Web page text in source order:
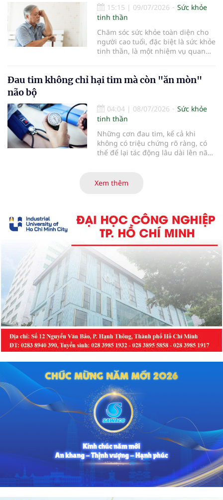
15:15 | 09/07/2026
Sức khỏe
tinh thần
Chăm sóc sức khỏe toàn diện cho
người cao tuổi, đặc biệt là sức khỏe
tinh thần, là một nhiệm vụ quan
một tinh thần tích cực sẽ giúp
tính và gắn kết hơn với gia đình,
cộng đồng.
Đau tim không chỉ hại tim mà còn "ăn mòn"
não bộ
04:04 | 08/07/2026
Sức khỏe
tinh thần
Những cơn đau tim, kể cả khi
không có triệu chứng rõ ràng, có
thể để lại tác động lâu dài lên não
Xem thêm